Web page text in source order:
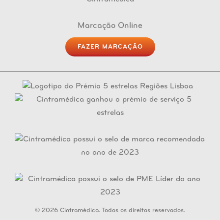
Marcação Online
FAZER MARCAÇÃO
© 2026 Cintramédica. Todos os direitos reservados.